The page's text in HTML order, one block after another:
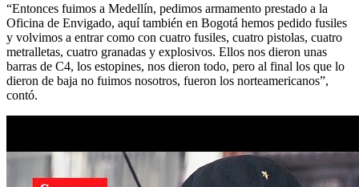
“Entonces fuimos a Medellín, pedimos armamento prestado a la
Oficina de Envigado, aquí también en Bogotá hemos pedido fusiles
y volvimos a entrar como con cuatro fusiles, cuatro pistolas, cuatro
metralletas, cuatro granadas y explosivos. Ellos nos dieron unas
barras de C4, los estopines, nos dieron todo, pero al final los que lo
dieron de baja no fuimos nosotros, fueron los norteamericanos”,
contó.